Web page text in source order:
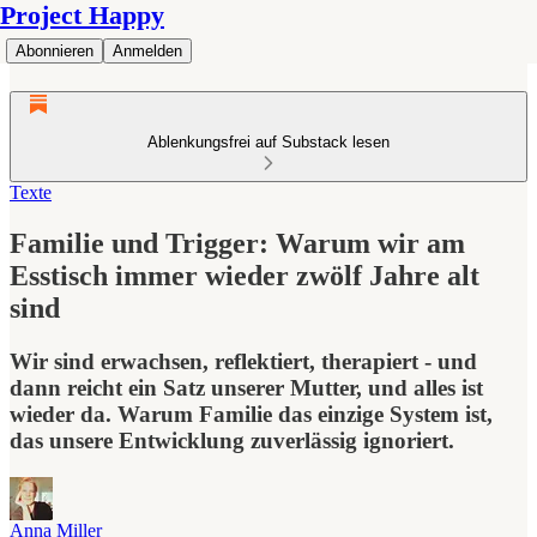
Project Happy
Abonnieren Anmelden
Ablenkungsfrei auf Substack lesen
Texte
Familie und Trigger: Warum wir am
Esstisch immer wieder zwölf Jahre alt
sind
Wir sind erwachsen, reflektiert, therapiert - und
dann reicht ein Satz unserer Mutter, und alles ist
wieder da. Warum Familie das einzige System ist,
das unsere Entwicklung zuverlässig ignoriert.
Anna Miller